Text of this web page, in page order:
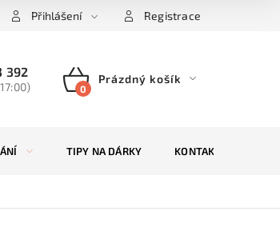
Přihlášení Registrace
392
NÁKUPNÍ
Prázdný košík
TIPY NA DÁRKY KONTAKTY